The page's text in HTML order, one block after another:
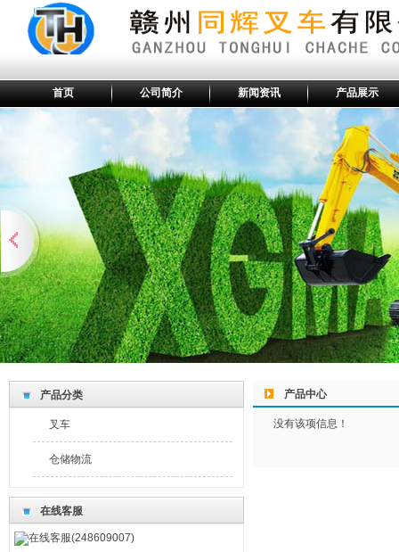
首页 公司简介 新闻资讯 产品展示
产品分类
叉车
仓储物流
在线客服
在线客服(248609007)
产品中心
没有该项信息！